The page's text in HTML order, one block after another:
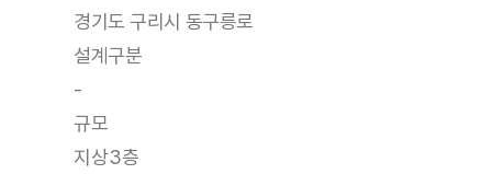
경기도 구리시 동구릉로
설계구분
-
규모
지상3층